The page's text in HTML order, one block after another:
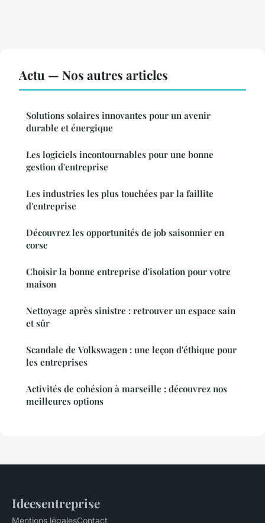
Actu — Nos autres articles
Solutions solaires innovantes pour un avenir
durable et énergique
Les logiciels incontournables pour une bonne
gestion d'entreprise
Les industries les plus touchées par la faillite
d'entreprise
Découvrez les opportunités de job saisonnier en
corse
Choisir la bonne entreprise d'isolation pour votre
maison
Nettoyage après sinistre : retrouver un espace sain
et sûr
Scandale de Volkswagen : une leçon d'éthique pour
les entreprises
Activités de cohésion à marseille : découvrez nos
meilleures options
Ideesentreprise
Mentions légalesContact